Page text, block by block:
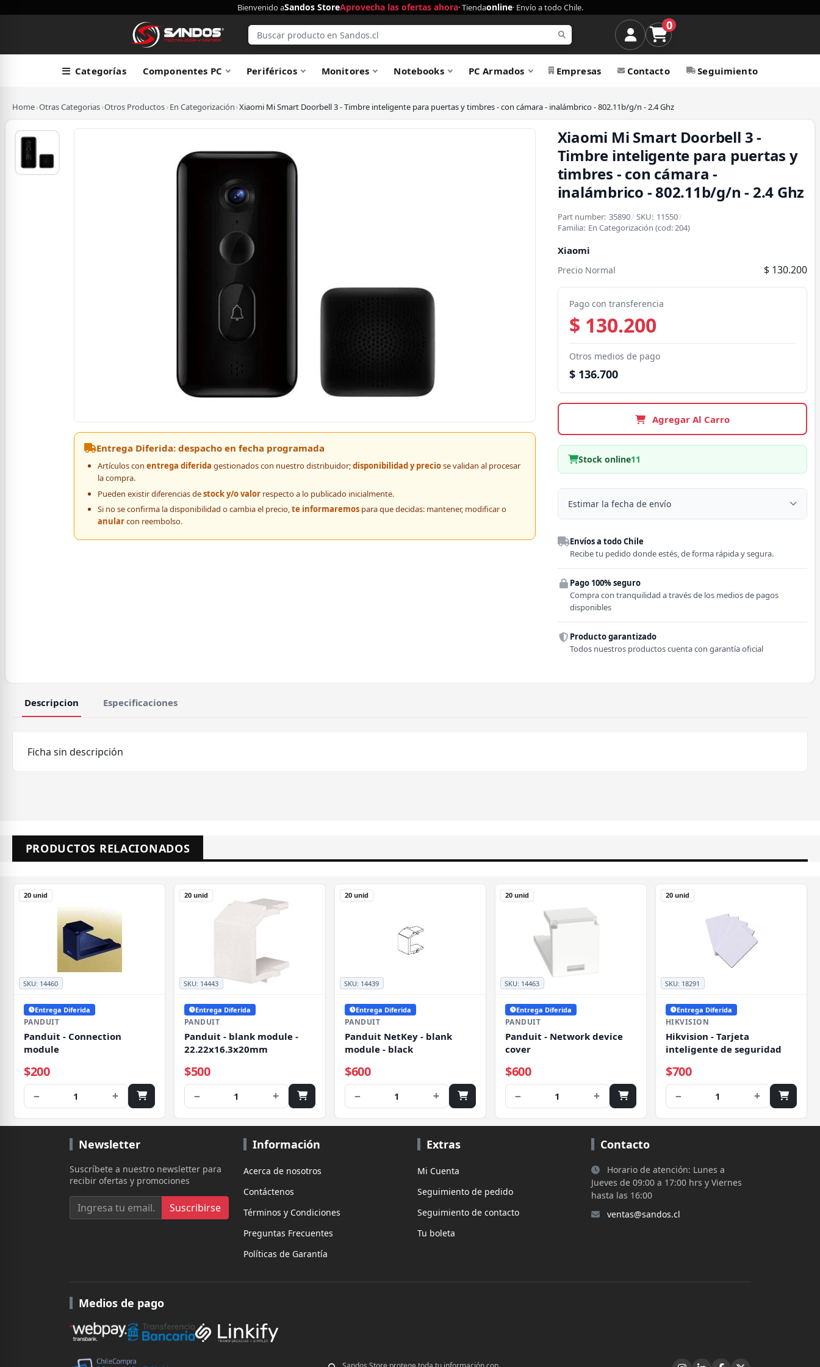
Bienvenido aSandos StoreAprovecha las ofertas ahora· Tiendaonline· Envío a todo Chile.
0
Categorías Componentes PC Periféricos Monitores Notebooks PC Armados Empresas Contacto Seguimiento
Home›Otras Categorias›Otros Productos›En Categorización›Xiaomi Mi Smart Doorbell 3 - Timbre inteligente para puertas y timbres - con cámara - inalámbrico - 802.11b/g/n - 2.4 Ghz
Entrega Diferida: despacho en fecha programada
Artículos con entrega diferida gestionados con nuestro distribuidor;disponibilidad y preciose validan al procesar
la compra.
Pueden existir diferencias destock y/o valorrespecto a lo publicado inicialmente.
Si no se confirma la disponibilidad o cambia el precio,te informaremospara que decidas: mantener, modificar o
anularcon reembolso.
Xiaomi Mi Smart Doorbell 3 -
Timbre inteligente para puertas y
timbres - con cámara -
inalámbrico - 802.11b/g/n - 2.4 Ghz
Part number: 35890/SKU: 11550/
Familia: En Categorización (cod:204)
Xiaomi
Precio Normal $ 130.200
Pago con transferencia
$ 130.200
Otros medios de pago
$ 136.700
Agregar Al Carro
Stock online11
Estimar la fecha de envío
Región
Comuna
Envíos a todo Chile
Recibe tu pedido donde estés, de forma rápida y segura.
Pago 100% seguro
Compra con tranquilidad a través de los medios de pagos
disponibles
Producto garantizado
Todos nuestros productos cuenta con garantía oficial
Descripcion Especificaciones
Ficha sin descripción
PRODUCTOS RELACIONADOS
SKU: 14460
20 unid
Entrega Diferida
PANDUIT
Panduit - Connection
module
$200
− 1 +
SKU: 14443
20 unid
Entrega Diferida
PANDUIT
Panduit - blank module -
22.22x16.3x20mm
$500
− 1 +
SKU: 14439
20 unid
Entrega Diferida
PANDUIT
Panduit NetKey - blank
module - black
$600
− 1 +
SKU: 14463
20 unid
Entrega Diferida
PANDUIT
Panduit - Network device
cover
$600
− 1 +
SKU: 18291
20 unid
Entrega Diferida
HIKVISION
Hikvision - Tarjeta
inteligente de seguridad
$700
− 1 +
Newsletter
Suscríbete a nuestro newsletter para
recibir ofertas y promociones
Suscribirse
Información
Acerca de nosotros
Contáctenos
Términos y Condiciones
Preguntas Frecuentes
Políticas de Garantía
Extras
Mi Cuenta
Seguimiento de pedido
Seguimiento de contacto
Tu boleta
Contacto
Horario de atención: Lunes a
Jueves de 09:00 a 17:00 hrs y Viernes
hasta las 16:00
ventas@sandos.cl
Medios de pago